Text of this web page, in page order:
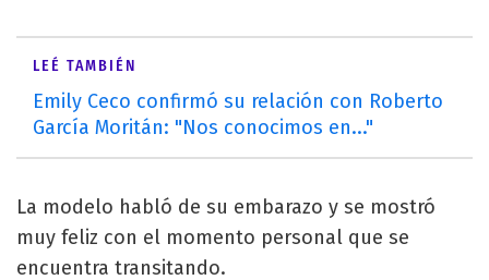
LEÉ TAMBIÉN
Emily Ceco confirmó su relación con Roberto
García Moritán: "Nos conocimos en..."
La modelo habló de su embarazo y se mostró
muy feliz con el momento personal que se
encuentra transitando.